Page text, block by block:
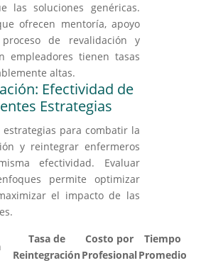
las soluciones genéricas.
ofrecen mentoría, apoyo
de revalidación y
empleadores tienen tasas
altas.
Efectividad de
Estrategias
estrategias para combatir la
y reintegrar enfermeros
efectividad. Evaluar
permite optimizar
el impacto de las
Tasa de
Reintegración
Costo por
Profesional
Tiempo
Promedio